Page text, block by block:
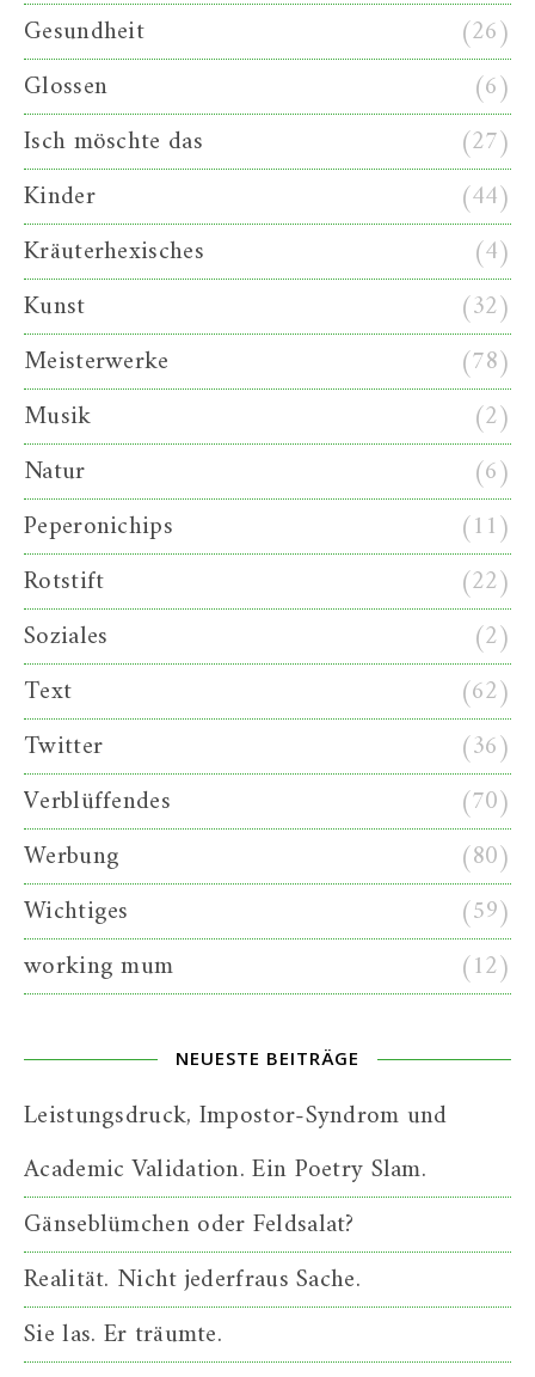
Gesundheit
(26)
Glossen
(6)
Isch möschte das
(27)
Kinder
(44)
Kräuterhexisches
(4)
Kunst
(32)
Meisterwerke
(78)
Musik
(2)
Natur
(6)
Peperonichips
(11)
Rotstift
(22)
Soziales
(2)
Text
(62)
Twitter
(36)
Verblüffendes
(70)
Werbung
(80)
Wichtiges
(59)
working mum
(12)
NEUESTE BEITRÄGE
Leistungsdruck, Impostor-Syndrom und
Academic Validation. Ein Poetry Slam.
Gänseblümchen oder Feldsalat?
Realität. Nicht jederfraus Sache.
Sie las. Er träumte.